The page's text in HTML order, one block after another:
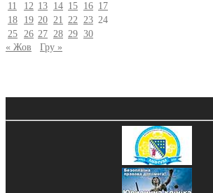
11
12 13 14 15 16 17
18
19 20 21 22 23 24
25 26 27 28 29 30
« Жов
Гру »